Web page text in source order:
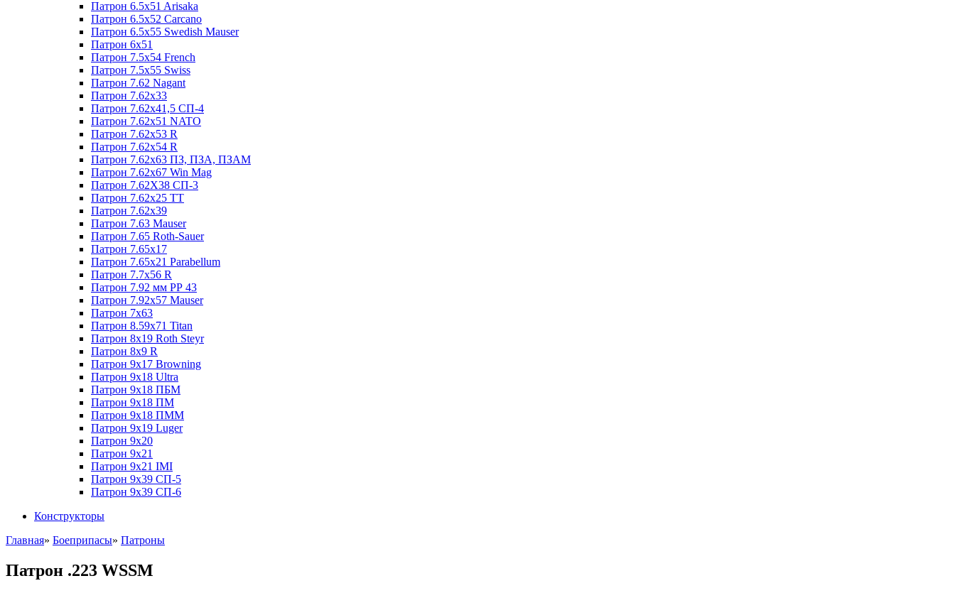
Патрон 6.5x51 Arisaka
Патрон 6.5x52 Cаrсаnо
Патрон 6.5x55 Swedish Mauser
Патрон 6x51
Патрон 7.5x54 French
Патрон 7.5x55 Swiss
Патрон 7.62 Nagant
Патрон 7.62x33
Патрон 7.62x41,5 СП-4
Патрон 7.62x51 NATO
Патрон 7.62x53 R
Патрон 7.62x54 R
Патрон 7.62x63 ПЗ, ПЗА, ПЗАМ
Патрон 7.62x67 Win Mag
Патрон 7.62Х38 СП-3
Патрон 7.62х25 TT
Патрон 7.62х39
Патрон 7.63 Mauser
Патрон 7.65 Roth-Sauer
Патрон 7.65x17
Патрон 7.65x21 Parabellum
Патрон 7.7x56 R
Патрон 7.92 мм РР 43
Патрон 7.92x57 Mauser
Патрон 7x63
Патрон 8.59x71 Titan
Патрон 8x19 Roth Steyr
Патрон 8x9 R
Патрон 9x17 Browning
Патрон 9x18 Ultra
Патрон 9x18 ПБМ
Патрон 9x18 ПМ
Патрон 9x18 ПММ
Патрон 9x19 Luger
Патрон 9x20
Патрон 9x21
Патрон 9x21 IMI
Патрон 9x39 СП-5
Патрон 9x39 СП-6
Конструкторы
Главная» Боеприпасы» Патроны
Патрон .223 WSSM